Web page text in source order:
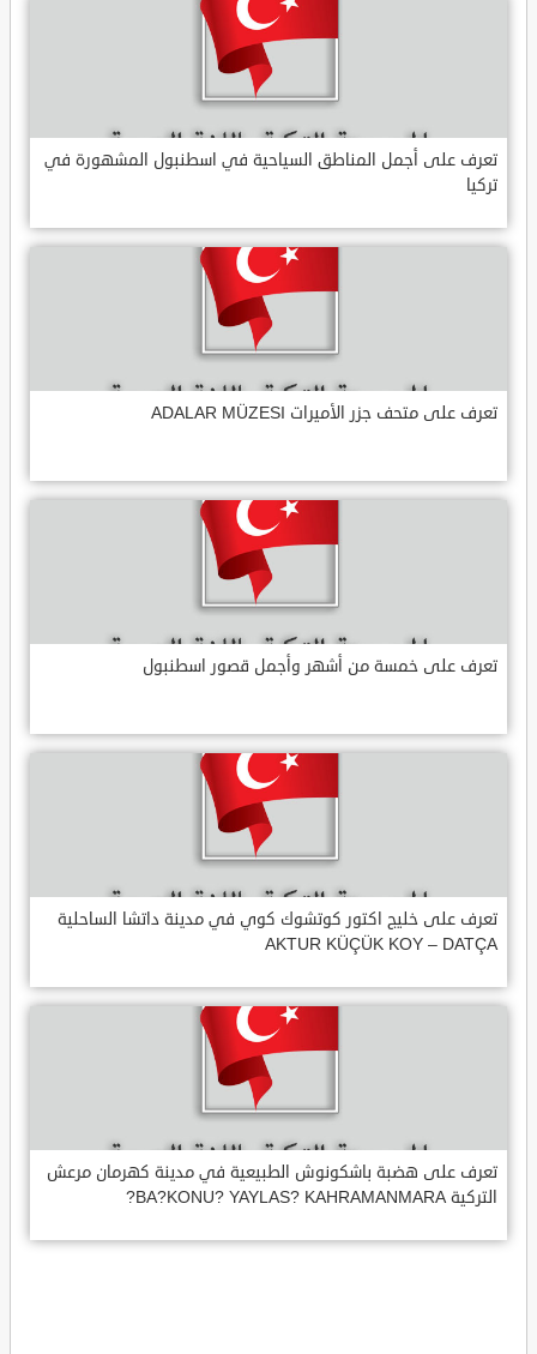
تعرف على أجمل المناطق السياحية في اسطنبول المشهورة في
تركيا
تعرف على متحف جزر الأميرات ADALAR MÜZESI
تعرف على خمسة من أشهر وأجمل قصور اسطنبول
تعرف على خليج اكتور كوتشوك كوي في مدينة داتشا الساحلية
AKTUR KÜÇÜK KOY – DATÇA
تعرف على هضبة باشكونوش الطبيعية في مدينة كهرمان مرعش
التركية BA?KONU? YAYLAS? KAHRAMANMARA?